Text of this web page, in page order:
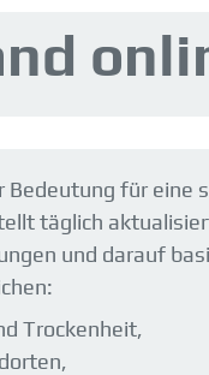
für
täglich
und darauf
Trockenheit,